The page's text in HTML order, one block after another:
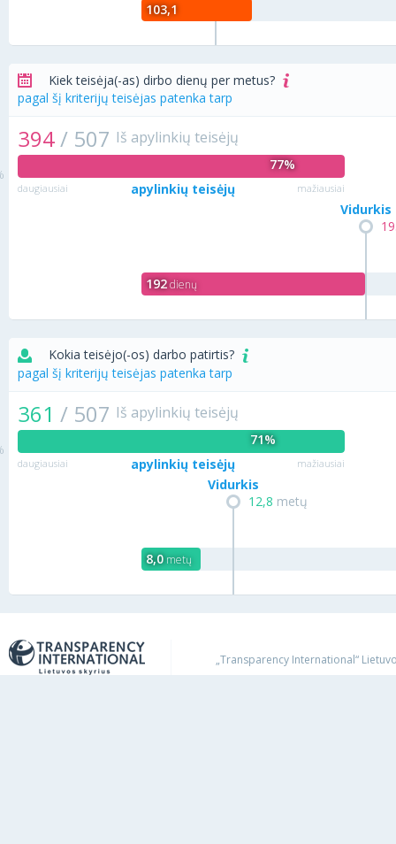
103,1
Kiek teisėja(-as) dirbo dienų per metus?
pagal šį kriterijų teisėjas patenka tarp
394/ 507 Iš apylinkių teisėjų
77%
daugiausiai apylinkių teisėjų mažiausiai
Vidurkis
192dienų
Kokia teisėjo(-os) darbo patirtis?
pagal šį kriterijų teisėjas patenka tarp
361 / 507 Iš apylinkių teisėjų
71%
daugiausiai apylinkių teisėjų mažiausiai
12,8 metų
Vidurkis
8,0 metų
„Transparency International“